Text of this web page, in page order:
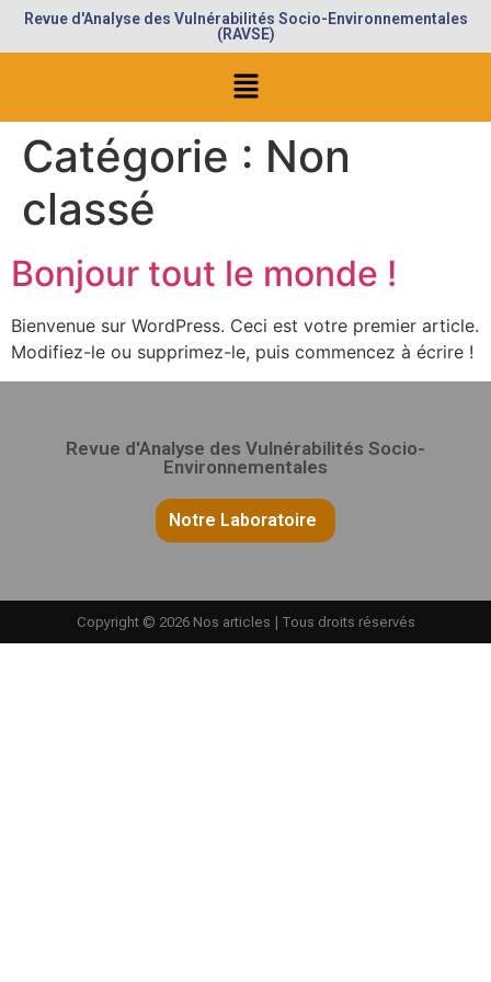
Revue d'Analyse des Vulnérabilités Socio-Environnementales
(RAVSE)
Catégorie : Non
classé
Bonjour tout le monde !
Bienvenue sur WordPress. Ceci est votre premier article.
Modifiez-le ou supprimez-le, puis commencez à écrire !
Revue d'Analyse des Vulnérabilités Socio-
Environnementales
Notre Laboratoire
Copyright © 2026 Nos articles | Tous droits réservés